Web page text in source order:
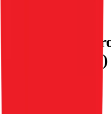
Flipové
16e (SE 4